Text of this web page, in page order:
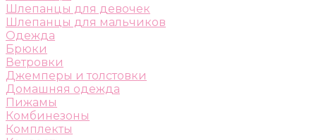
Шлепанцы для девочек
Шлепанцы для мальчиков
Одежда
Брюки
Ветровки
Джемперы и толстовки
Домашняя одежда
Пижамы
Комбинезоны
Комплекты